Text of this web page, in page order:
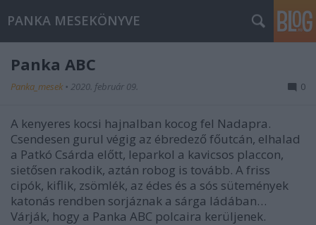
PANKA MESEKÖNYVE
Panka ABC
Panka_mesek • 2020. február 09. 0
A kenyeres kocsi hajnalban kocog fel Nadapra.
Csendesen gurul végig az ébredező főutcán, elhalad
a Patkó Csárda előtt, leparkol a kavicsos placcon,
sietősen rakodik, aztán robog is tovább. A friss
cipók, kiflik, zsömlék, az édes és a sós sütemények
katonás rendben sorjáznak a sárga ládában…
Várják, hogy a Panka ABC polcaira kerüljenek.